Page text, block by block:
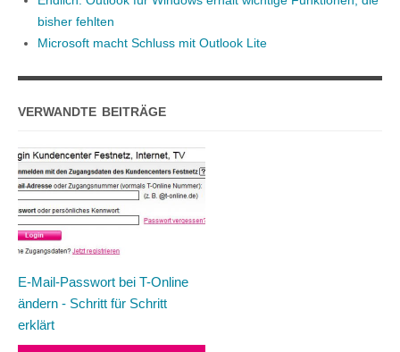
bisher fehlten
Microsoft macht Schluss mit Outlook Lite
VERWANDTE BEITRÄGE
E-Mail-Passwort bei T-Online
ändern - Schritt für Schritt
erklärt